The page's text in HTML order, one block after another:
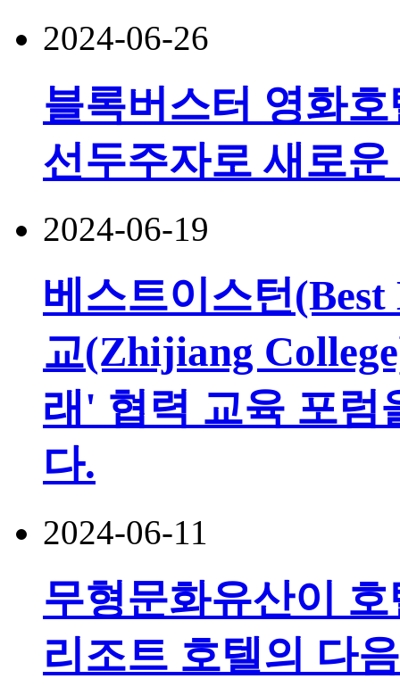
2024-06-26
블록버스터 영화
선두주자로 새로운
2024-06-19
베스트이스턴
교(Zhijiang
래' 협력 교육 포럼
다.
2024-06-11
무형문화유산이
리조트 호텔의 다